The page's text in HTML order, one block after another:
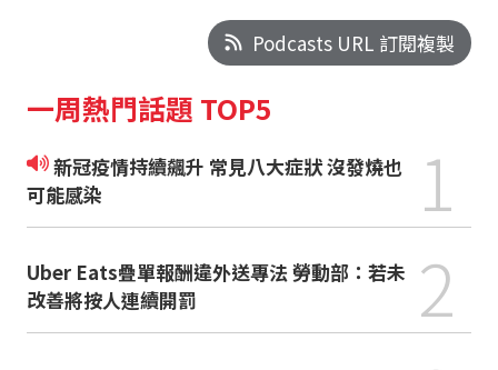
Podcasts URL 訂閱複製
一周熱門話題 TOP5
新冠疫情持續飆升 常見八大症狀 沒發燒也
可能感染
1
Uber Eats疊單報酬違外送專法 勞動部：若未
改善將按人連續開罰
2